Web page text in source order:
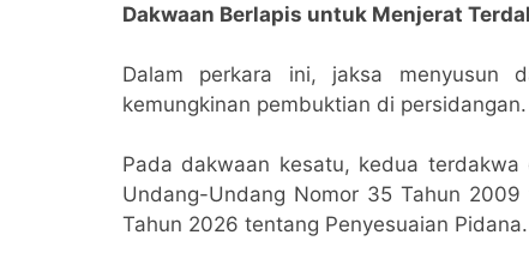
Dakwaan Berlapis untuk Menjerat
Dalam perkara ini, jaksa menyusun
kemungkinan pembuktian di persidangan.
Pada dakwaan kesatu, kedua
Undang-Undang Nomor 35 Tahun
Tahun 2026 tentang Penyesuaian Pidana.